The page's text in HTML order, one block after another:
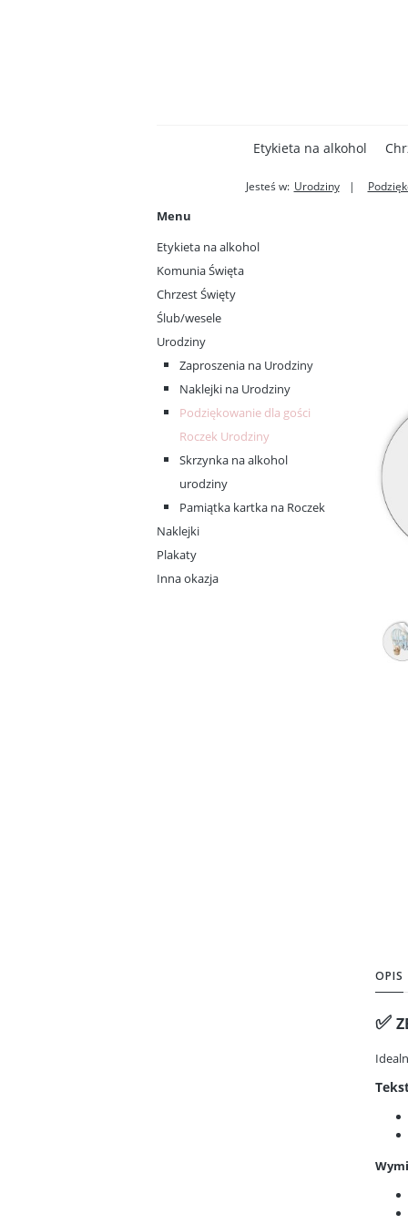
Etykieta na alkohol
Jesteś w: Urodziny
Menu
Etykieta na alkohol
Komunia Święta
Chrzest Święty
Ślub/wesele
Urodziny
Zaproszenia na Urodziny
Naklejki na Urodziny
Podziękowanie dla gości
Roczek Urodziny
Skrzynka na alkohol
urodziny
Pamiątka kartka na Roczek
Naklejki
Plakaty
Inna okazja
OPIS
✅